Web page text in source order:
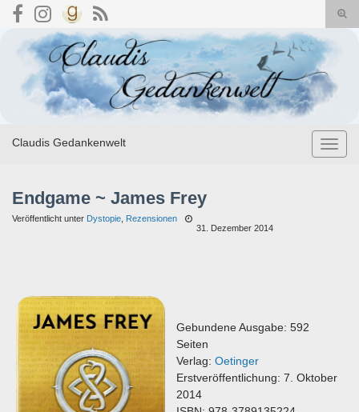
Search for:
Claudis Gedankenwelt
Endgame ~ James Frey
Veröffentlicht unter Dystopie Rezensionen
31. Dezember 2014
Gebundene Ausgabe: 592
Seiten
Verlag: Oetinger
Erstveröffentlichung: 7. Oktober
2014